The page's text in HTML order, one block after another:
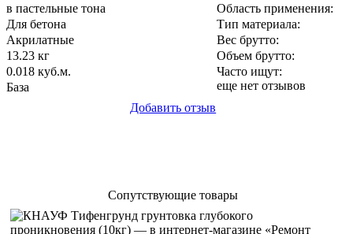
в пастельные тона
Область применения:
Для бетона
Тип материала:
Акрилатные
Вес брутто:
13.23 кг
Объем брутто:
0.018 куб.м.
Часто ищут:
База
еще нет отзывов
Добавить отзыв
Сопутствующие товары